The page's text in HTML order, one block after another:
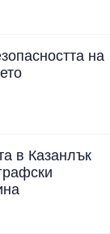
на
в Казанлък